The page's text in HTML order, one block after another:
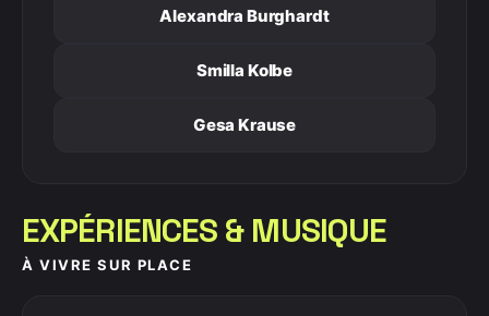
Alexandra Burghardt
Smilla Kolbe
Gesa Krause
EXPÉRIENCES & MUSIQUE
À VIVRE SUR PLACE